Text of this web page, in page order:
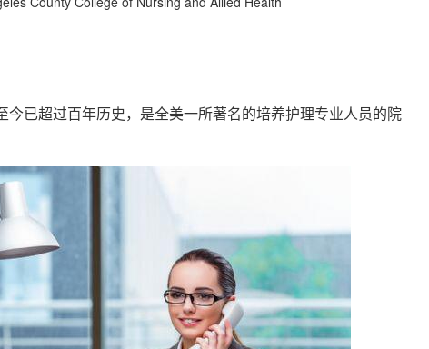
已超过百年历史，是全美一所著名的培养护理专业人员的院